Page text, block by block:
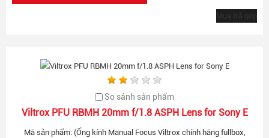
So sánh sản phẩm
Viltrox PFU RBMH 20mm f/1.8 ASPH Lens for Sony E
Mã sản phẩm: (Ống kính Manual Focus Viltrox chính hãng fullbox,